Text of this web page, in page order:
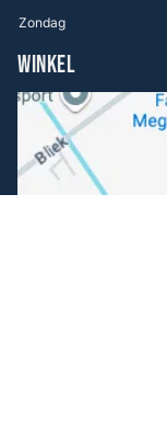
Zondag
WINKEL